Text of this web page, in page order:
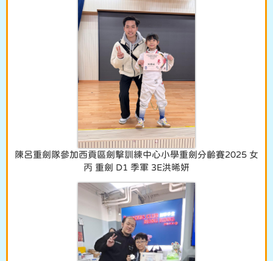
陳呂重劍隊參加西貢區劍擊訓練中心小學重劍分齡賽2025 女
丙 重劍 D1 季軍 3E洪晞妍